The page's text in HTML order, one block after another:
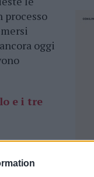
processo
oggi
e i tre
due